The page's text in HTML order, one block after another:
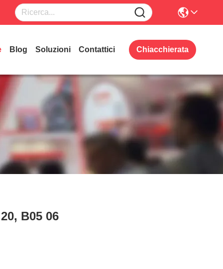
Blog Soluzioni Contattici Chiacchierata
B05 06